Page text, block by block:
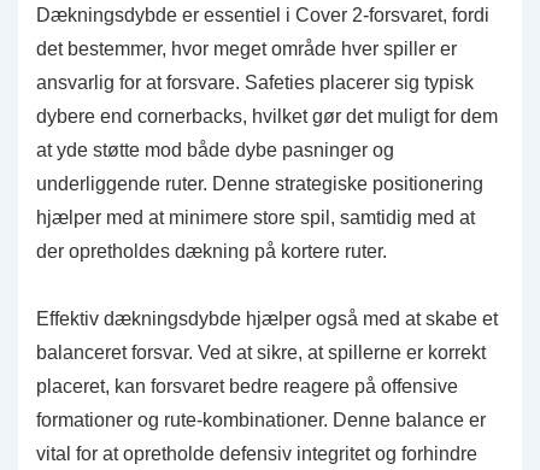
Dækningsdybde er essentiel i Cover 2-forsvaret, fordi
det bestemmer, hvor meget område hver spiller er
ansvarlig for at forsvare. Safeties placerer sig typisk
dybere end cornerbacks, hvilket gør det muligt for dem
at yde støtte mod både dybe pasninger og
underliggende ruter. Denne strategiske positionering
hjælper med at minimere store spil, samtidig med at
der opretholdes dækning på kortere ruter.
Effektiv dækningsdybde hjælper også med at skabe et
balanceret forsvar. Ved at sikre, at spillerne er korrekt
placeret, kan forsvaret bedre reagere på offensive
formationer og rute-kombinationer. Denne balance er
vital for at opretholde defensiv integritet og forhindre